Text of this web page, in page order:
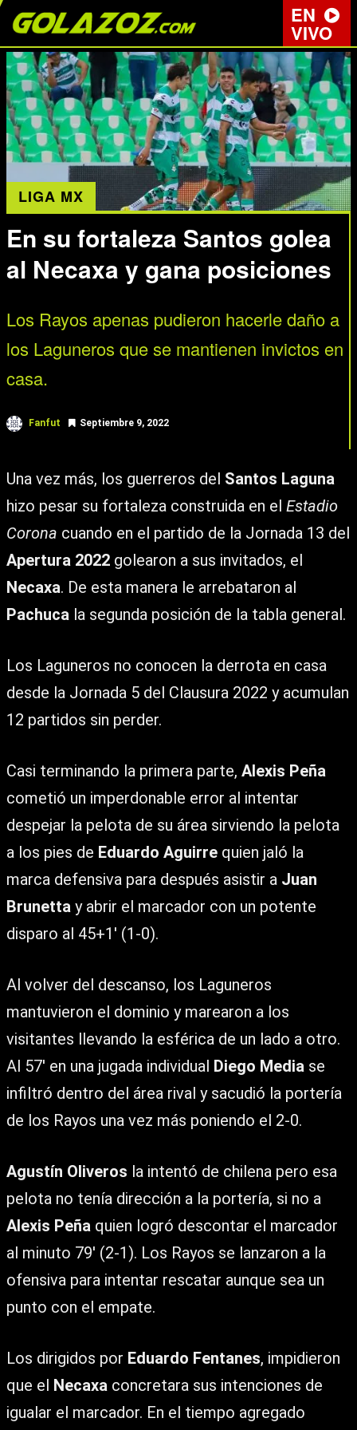
EN
VIVO
LIGA MX
En su fortaleza Santos golea
al Necaxa y gana posiciones
Los Rayos apenas pudieron hacerle daño a
los Laguneros que se mantienen invictos en
casa.
Fanfut Septiembre 9, 2022
Una vez más, los guerreros del Santos Laguna
hizo pesar su fortaleza construida en el Estadio
Corona cuando en el partido de la Jornada 13 del
Apertura 2022 golearon a sus invitados, el
Necaxa. De esta manera le arrebataron al
Pachuca la segunda posición de la tabla general.
Los Laguneros no conocen la derrota en casa
desde la Jornada 5 del Clausura 2022 y acumulan
12 partidos sin perder.
Casi terminando la primera parte, Alexis Peña
cometió un imperdonable error al intentar
despejar la pelota de su área sirviendo la pelota
a los pies de Eduardo Aguirre quien jaló la
marca defensiva para después asistir a Juan
Brunetta y abrir el marcador con un potente
disparo al 45+1′ (1-0).
Al volver del descanso, los Laguneros
mantuvieron el dominio y marearon a los
visitantes llevando la esférica de un lado a otro.
Al 57′ en una jugada individual Diego Media se
infiltró dentro del área rival y sacudió la portería
de los Rayos una vez más poniendo el 2-0.
Agustín Oliveros la intentó de chilena pero esa
pelota no tenía dirección a la portería, si no a
Alexis Peña quien logró descontar el marcador
al minuto 79′ (2-1). Los Rayos se lanzaron a la
ofensiva para intentar rescatar aunque sea un
punto con el empate.
Los dirigidos por Eduardo Fentanes, impidieron
que el Necaxa concretara sus intenciones de
igualar el marcador. En el tiempo agregado